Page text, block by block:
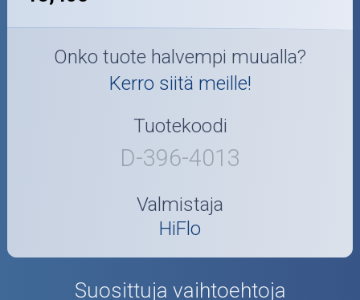
Onko tuote halvempi muualla?
Kerro siitä meille!
Tuotekoodi
D-396-4013
Valmistaja
HiFlo
Suosittuja vaihtoehtoja